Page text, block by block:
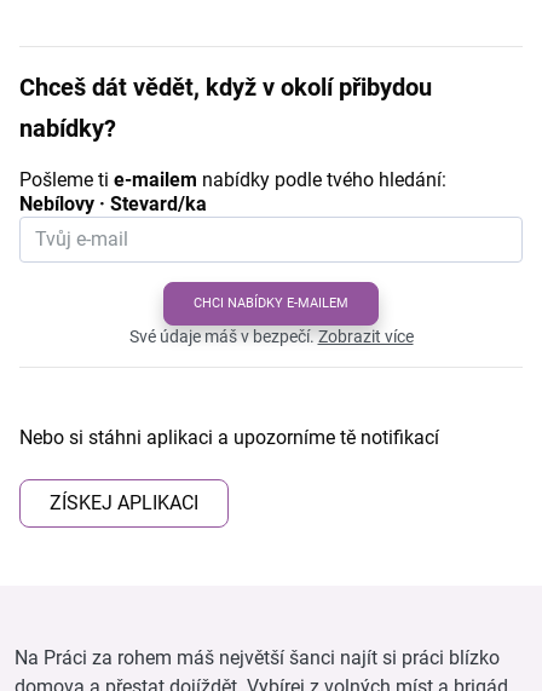
Chceš dát vědět, když v okolí přibydou
nabídky?
Pošleme ti e-mailem nabídky podle tvého hledání:
Nebílovy · Stevard/ka
CHCI NABÍDKY E-MAILEM
Své údaje máš v bezpečí.Zobrazit více
Nebo si stáhni aplikaci a upozorníme tě notifikací
ZÍSKEJ APLIKACI
Na Práci za rohem máš největší šanci najít si práci blízko
domova a přestat dojíždět. Vybírej z volných míst a brigád